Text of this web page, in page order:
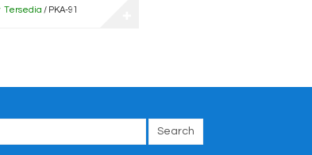
Tersedia / PKA-91